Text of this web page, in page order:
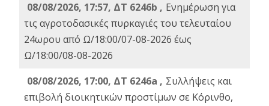
08/08/2026, 17:57, ΔΤ 6246b , Ενημέρωση για
τις αγροτοδασικές πυρκαγιές του τελευταίου
24ωρου από Ω/18:00/07-08-2026 έως
Ω/18:00/08-08-2026
08/08/2026, 17:00, ΔΤ 6246a , Συλλήψεις και
επιβολή διοικητικών προστίμων σε Κόρινθο,